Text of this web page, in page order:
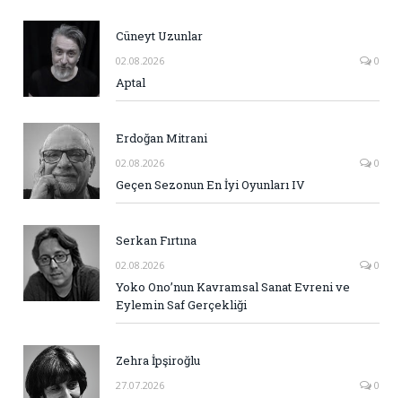
Cüneyt Uzunlar
02.08.2026 0
Aptal
Erdoğan Mitrani
02.08.2026 0
Geçen Sezonun En İyi Oyunları IV
Serkan Fırtına
02.08.2026 0
Yoko Ono’nun Kavramsal Sanat Evreni ve
Eylemin Saf Gerçekliği
Zehra İpşiroğlu
27.07.2026 0